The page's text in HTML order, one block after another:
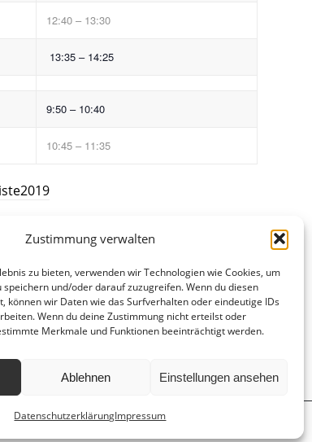
Zustimmung verwalten
zu bieten, verwenden wir Technologien wie Cookies, um
und/oder darauf zuzugreifen. Wenn du diesen
können wir Daten wie das Surfverhalten oder eindeutige IDs
Wenn du deine Zustimmung nicht erteilst oder
Merkmale und Funktionen beeinträchtigt werden.
Ablehnen Einstellungen ansehen
DatenschutzerklärungImpressum
12:40 – 13:30
13:35 – 14:25
9:50 – 10:40
10:45 – 11:35
Datenschutzerklärung